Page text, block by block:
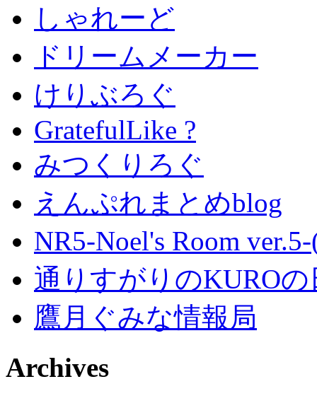
しゃれーど
ドリームメーカー
けりぶろぐ
GratefulLike ?
みつくりろぐ
えんぷれまとめblog
NR5-Noel's Room
通りすがりのKURO
鷹月ぐみな情報局
Archives